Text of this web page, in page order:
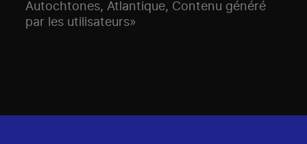
Autochtones, Atlantique, Contenu généré
par les utilisateurs»